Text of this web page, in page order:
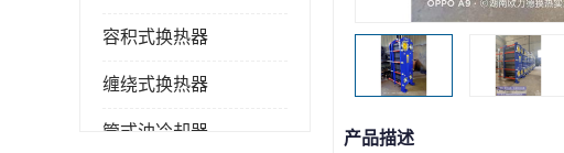
容积式换热器
缠绕式换热器
管式油冷却器 产品描述